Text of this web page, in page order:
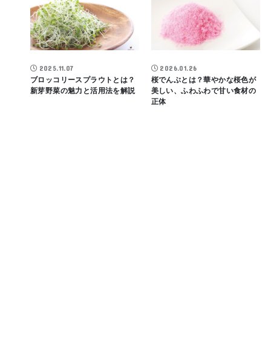
2025.11.07
ブロッコリースプラウトとは？
新芽野菜の魅力と活用法を解説
2026.01.26
桜でんぶとは？華やかな桜色が
美しい、ふわふわで甘い食材の
正体